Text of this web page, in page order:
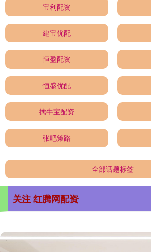
宝利配资
建宝优配
恒盈配资
恒盛优配
擒牛宝配资
张吧策路
全部话题标签
关注 红腾网配资